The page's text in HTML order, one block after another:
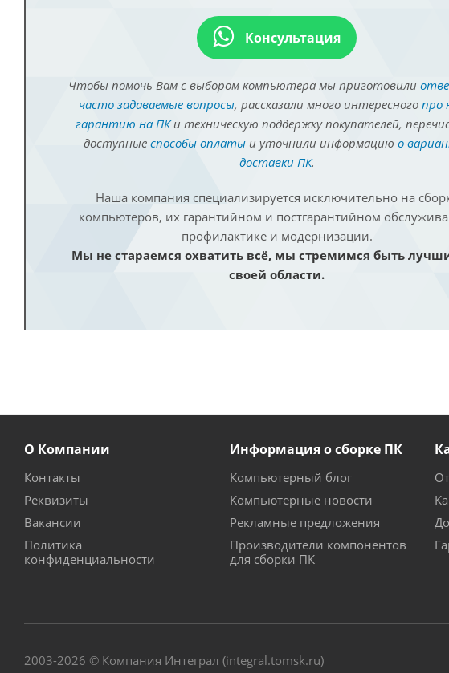
Консультация
Чтобы помочь Вам с выбором компьютера мы приготовили
часто задаваемые вопросы, рассказали много интересного про
гарантию на ПКи техническую поддержку покупателей,
доступные способы оплатыи уточнили информацию о
доставки ПК.
Наша компания специализируется исключительно на
компьютеров, их гарантийном и постгарантийном
профилактике и модернизации.
Мы не стараемся охватить всё, мы стремимся быть
своей области.
О Компании
Контакты
Реквизиты
Вакансии
Политика
конфиденциальности
Информация о сборке ПК
Компьютерный блог
Компьютерные новости
Рекламные предложения
Производители компонентов
для сборки ПК
2003-2026 © Компания Интеграл (integral.tomsk.ru)